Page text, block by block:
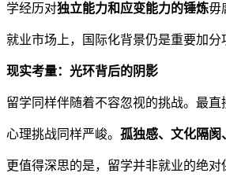
学经历对独立能力和应变能力的锤炼毋
就业市场上，国际化背景仍是重要加
现实考量：光环背后的阴影
留学同样伴随着不容忽视的挑战。最直
心理挑战同样严峻。 孤独感、文化隔阂
更值得深思的是，留学并非就业的绝